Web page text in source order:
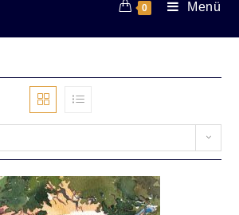
0 Menü